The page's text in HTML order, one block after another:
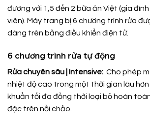
đương với 1,5 đến 2 bữa ăn Việt (gia
viên). Máy trang bị 6 chương trình rửa
dàng trên bảng điều khiển điện tử.
6 chương trình rửa tự động
Rửa chuyên sâu | Intensive: Cho phép
nhiệt độ cao trong một thời gian lâu
khuẩn tối đa đồng thời loại bỏ hoàn
đặc trên nồi chảo.